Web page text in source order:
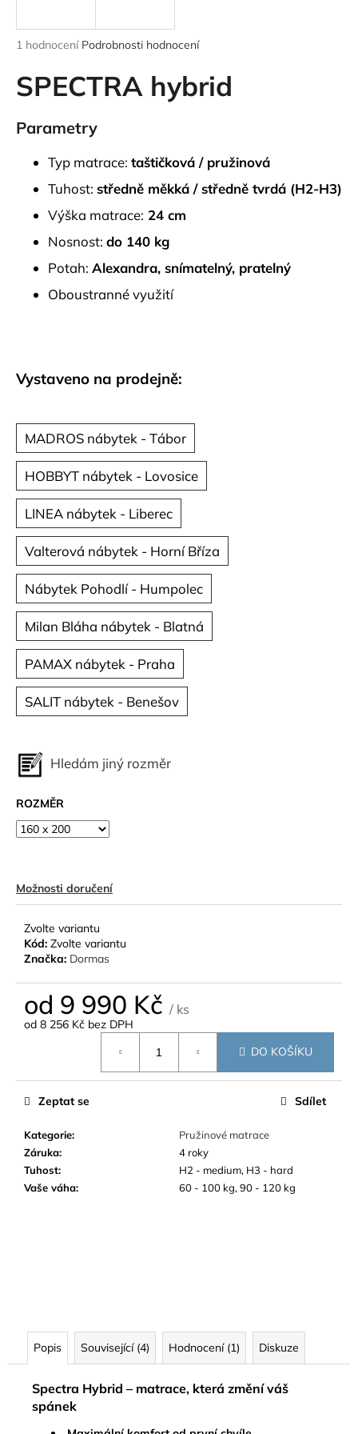
Průměrné
produktu
je
z
5
1 hodnocení Podrobnosti hodnocení
SPECTRA hybrid
Parametry
Typ matrace: taštičková / pružinová
Tuhost: středně měkká / středně tvrdá (H2-H3)
Výška matrace: 24 cm
Nosnost: do 140 kg
Potah: Alexandra, snímatelný, pratelný
Oboustranné využití
Vystaveno na prodejně:
MADROS nábytek - Tábor
HOBBYT nábytek - Lovosice
LINEA nábytek - Liberec
Valterová nábytek - Horní Bříza
Nábytek Pohodlí - Humpolec
Milan Bláha nábytek - Blatná
PAMAX nábytek - Praha
SALIT nábytek - Benešov
Hledám jiný rozměr
ROZMĚR
Možnosti doručení
Zvolte variantu
Kód: Zvolte variantu
Značka: Dormas
od 9 990 Kč / ks
od 8 256 Kč bez DPH
DO KOŠÍKU
Kategorie:
Pružinové matrace
Záruka:
4 roky
Tuhost:
H2 - medium, H3 - hard
Vaše váha: 60 - 100 kg, 90 - 120 kg
Zeptat se Sdílet
Popis Související (4) Hodnocení (1) Diskuze
Spectra Hybrid – matrace, která změní váš
spánek
j
t
?
HLEDAT
u
m
e